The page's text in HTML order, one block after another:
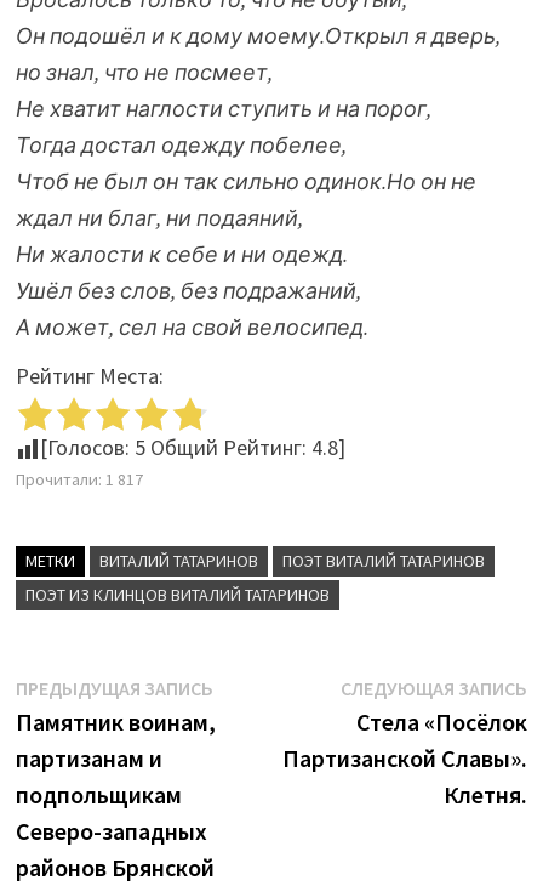
Он подошёл и к дому моему.Открыл я дверь,
но знал, что не посмеет,
Не хватит наглости ступить и на порог,
Тогда достал одежду побелее,
Чтоб не был он так сильно одинок.Но он не
ждал ни благ, ни подаяний,
Ни жалости к себе и ни одежд.
Ушёл без слов, без подражаний,
А может, сел на свой велосипед.
Рейтинг Места:
[Голосов: 5Общий Рейтинг: 4.8]
Прочитали: 1 817
МЕТКИ ВИТАЛИЙ ТАТАРИНОВ
ПОЭТ ВИТАЛИЙ ТАТАРИНОВ
ПОЭТ ИЗ КЛИНЦОВ ВИТАЛИЙ ТАТАРИНОВ
Навигация
по
записям
ПРЕДЫДУЩАЯ ЗАПИСЬПредыдущая
Памятник воинам,
партизанам и
подпольщикам
Северо-западных
районов Брянской
СЛЕДУЮЩАЯ ЗАПИСЬ
Стела «Посёлок
Партизанской Славы».
Клетня.